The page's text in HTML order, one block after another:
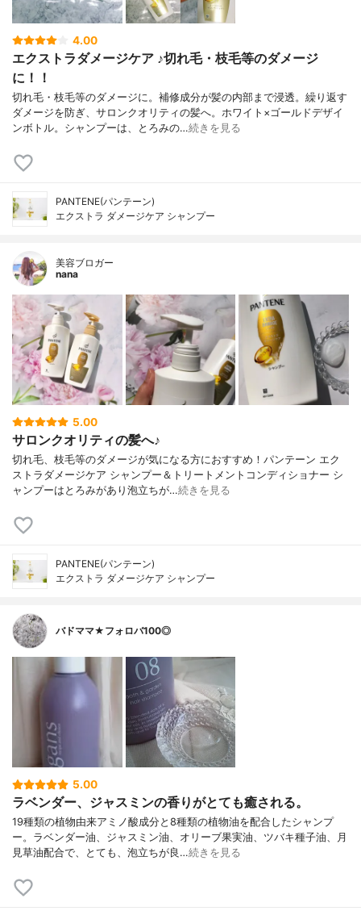
4.00
エクストラダメージケア ♪切れ毛・枝毛等のダメージ
に！！
切れ毛・枝毛等のダメージに。補修成分が髪の内部まで浸透。繰り返す
ダメージを防ぎ、サロンクオリティの髪へ。ホワイト×ゴールドデザイ
ンボトル。シャンプーは、とろみの…続きを見る
PANTENE(パンテーン)
エクストラ ダメージケア シャンプー
美容ブロガー
nana
5.00
サロンクオリティの髪へ♪
切れ毛、枝毛等のダメージが気になる方におすすめ！パンテーン エク
ストラダメージケア シャンプー＆トリートメントコンディショナー シ
ャンプーはとろみがあり泡立ちが…続きを見る
PANTENE(パンテーン)
エクストラ ダメージケア シャンプー
バドママ★フォロバ100◎
5.00
ラベンダー、ジャスミンの香りがとても癒される。
19種類の植物由来アミノ酸成分と8種類の植物油を配合したシャンプ
ー。ラベンダー油、ジャスミン油、オリーブ果実油、ツバキ種子油、月
見草油配合で、とても、泡立ちが良…続きを見る